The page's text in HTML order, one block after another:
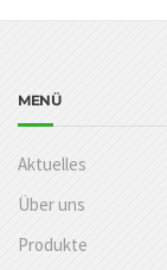
MENÜ
Aktuelles
Über uns
Produkte